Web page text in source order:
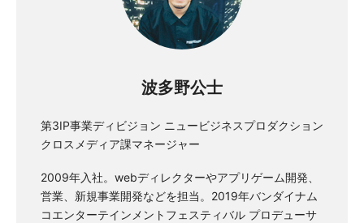
波多野公士
第3IP事業ディビジョン ニュービジネスプロダクション
クロスメディア課マネージャー
2009年入社。webディレクターやアプリゲーム開発、
営業、新規事業開発などを担当。2019年バンダイナム
コエンターテインメントフェスティバル プロデューサ